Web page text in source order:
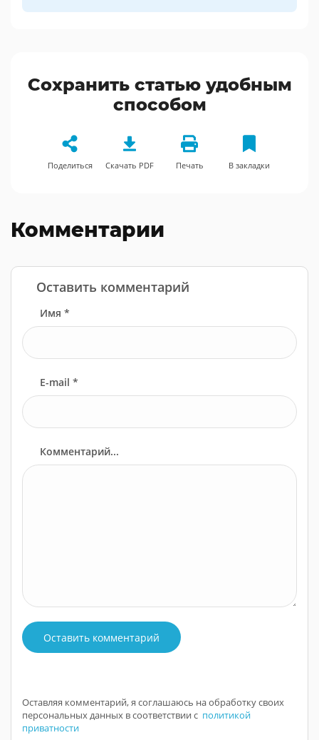
Сохранить статью удобным
способом
Поделиться Скачать PDF Печать В закладки
Комментарии
Оставить комментарий
Имя *
E-mail *
Комментарий...
Оставить комментарий
Оставляя комментарий, я соглашаюсь на обработку своих
персональных данных в соответствии с политикой
приватности